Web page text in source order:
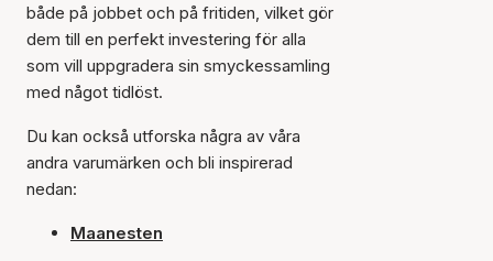
både på jobbet och på fritiden, vilket gör
dem till en perfekt investering för alla
som vill uppgradera sin smyckessamling
med något tidlöst.
Du kan också utforska några av våra
andra varumärken och bli inspirerad
nedan:
Maanesten